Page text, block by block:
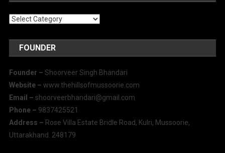
Categories
FOUNDER
Founder – Shoorveer Singh Bhandari
Website – www.thehillsofmussoorie.com
Email – shoorveerbhandari@gmail.com
Phone – 9837425521
Address – Rose Villa Estate Bridle Road, Kulri, Mussoorie,
Uttarakhand. 248179